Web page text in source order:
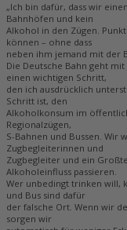
„Ich bin dafür, dass wir
Bahnhöfen und kein
Alkohol in den Zügen.
können – ohne dass
neben ihm jemand mit der
Die Deutsche Bahn geht
einen wichtigen Schritt,
den ich ausdrücklich
Schritt ist, den
Alkoholkonsum im
Regionalzügen,
S-Bahnen und Bussen. Wir
Zugbegleiterinnen und
Zugbegleiter und ein
Alkoholeinfluss passieren.
Wer unbedingt trinken will,
und Bus sind dafür
der falsche Ort. Wenn wir
sorgen wir